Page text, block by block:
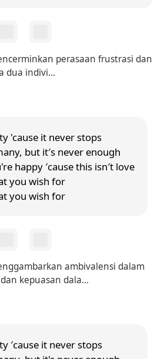
perasaan frustrasi dan
dua indivi...
'cause it never stops
but it′s never enough
happy ′cause this isn′t love
you wish for
you wish for
ambivalensi dalam
kepuasan dala...
′cause it never stops